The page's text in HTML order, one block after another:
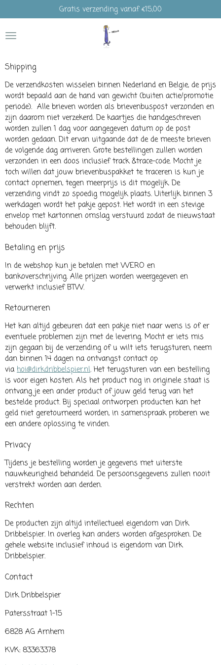
direct
naar
Gratis verzending vanaf €15,00
Shipping
De verzendkosten wisselen binnen Nederland en Belgie, de prijs
wordt bepaald aan de hand van gewicht (buiten actie/promotie
periode). Alle brieven worden als brievenbuspost verzonden en
zijn daarom niet verzekerd. De kaartjes die handgeschreven
worden zullen 1 dag voor aangegeven datum op de post
worden gedaan. Dit ervan uitgaande dat de de meeste brieven
de volgende dag arriveren. Grote bestellingen zullen worden
verzonden in een doos inclusief track &trace-code. Mocht je
toch willen dat jouw brievenbuspakket te traceren is kun je
contact opnemen, tegen meerprijs is dit mogelijk. De
verzending vindt zo spoedig mogelijk plaats. Uiterlijk binnen 3
werkdagen wordt het pakje gepost. Het wordt in een stevige
envelop met kartonnen omslag verstuurd zodat de nieuwstaat
behouden blijft.
Betaling en prijs
In de webshop kun je betalen met WERO en
bankoverschrijving. Alle prijzen worden weergegeven en
verwerkt inclusief BTW.
Retourneren
Het kan altijd gebeuren dat een pakje niet naar wens is of er
eventuele problemen zijn met de levering. Mocht er iets mis
zijn gegaan bij de verzending of u wilt iets terugsturen, neem
dan binnen 14 dagen na ontvangst contact op
via hoi@dirkdribbelspier.nl. Het terugsturen van een bestelling
is voor eigen kosten. Als het product nog in originele staat is
ontvang je een ander product of jouw geld terug van het
bestelde product. Bij speciaal ontworpen producten kan het
geld niet geretourneerd worden, in samenspraak proberen we
een andere oplossing te vinden.
Privacy
Tijdens je bestelling worden je gegevens met uiterste
nauwkeurigheid behandeld. De persoonsgegevens zullen nooit
verstrekt worden aan derden.
Rechten
De producten zijn altijd intellectueel eigendom van Dirk
Dribbelspier. In overleg kan anders worden afgesproken. De
gehele website inclusief inhoud is eigendom van Dirk
Dribbelspier.
Contact
Dirk Dribbelspier
Patersstraat 1-15
6828 AG Arnhem
KVK: 83363378